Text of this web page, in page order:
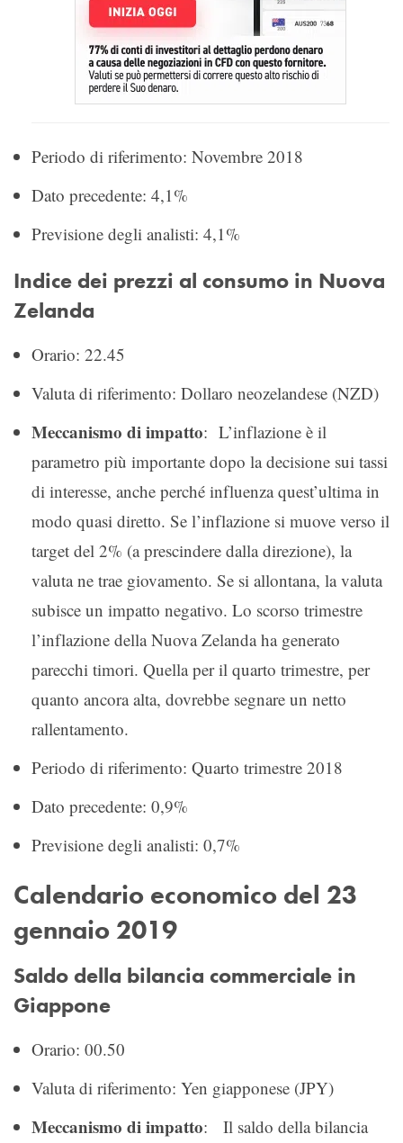
Periodo di riferimento: Novembre 2018
Dato precedente: 4,1%
Previsione degli analisti: 4,1%
Indice dei prezzi al consumo in Nuova
Zelanda
Orario: 22.45
Valuta di riferimento: Dollaro neozelandese (NZD)
Meccanismo di impatto: L’inflazione è il
parametro più importante dopo la decisione sui tassi
di interesse, anche perché influenza quest’ultima in
modo quasi diretto. Se l’inflazione si muove verso il
target del 2% (a prescindere dalla direzione), la
valuta ne trae giovamento. Se si allontana, la valuta
subisce un impatto negativo. Lo scorso trimestre
l’inflazione della Nuova Zelanda ha generato
parecchi timori. Quella per il quarto trimestre, per
quanto ancora alta, dovrebbe segnare un netto
rallentamento.
Periodo di riferimento: Quarto trimestre 2018
Dato precedente: 0,9%
Previsione degli analisti: 0,7%
Calendario economico del 23
gennaio 2019
Saldo della bilancia commerciale in
Giappone
Orario: 00.50
Valuta di riferimento: Yen giapponese (JPY)
Meccanismo di impatto: Il saldo della bilancia